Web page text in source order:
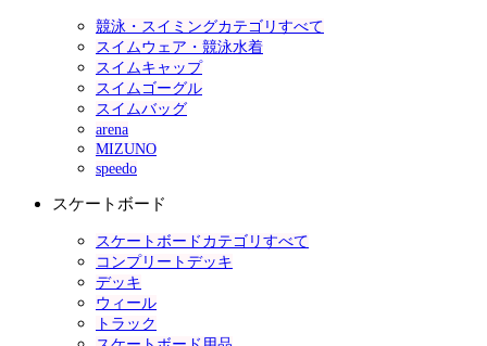
競泳・スイミングカテゴリすべて
スイムウェア・競泳水着
スイムキャップ
スイムゴーグル
スイムバッグ
arena
MIZUNO
speedo
スケートボード
スケートボードカテゴリすべて
コンプリートデッキ
デッキ
ウィール
トラック